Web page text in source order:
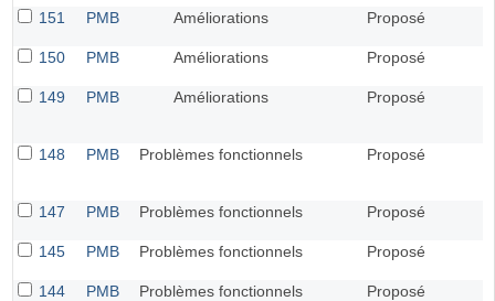
151 PMB Améliorations Proposé
150 PMB Améliorations Proposé
149 PMB Améliorations Proposé
148 PMB Problèmes fonctionnels Proposé
147 PMB Problèmes fonctionnels Proposé
145 PMB Problèmes fonctionnels Proposé
144 PMB Problèmes fonctionnels Proposé